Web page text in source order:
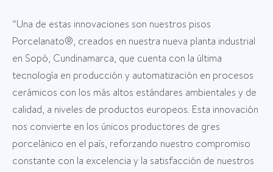
“Una de estas innovaciones son nuestros pisos
Porcelanato®, creados en nuestra nueva planta industrial
en Sopó, Cundinamarca, que cuenta con la última
tecnología en producción y automatización en procesos
cerámicos con los más altos estándares ambientales y de
calidad, a niveles de productos europeos. Esta innovación
nos convierte en los únicos productores de gres
porcelánico en el país, reforzando nuestro compromiso
constante con la excelencia y la satisfacción de nuestros